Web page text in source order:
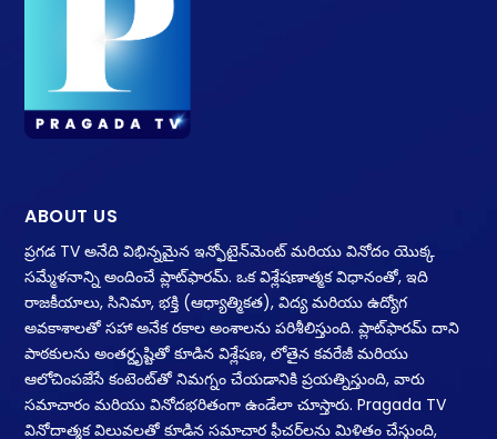
ABOUT US
ప్రగడ TV అనేది విభిన్నమైన ఇన్ఫోటైన్‌మెంట్ మరియు వినోదం యొక్క
సమ్మేళనాన్ని అందించే ప్లాట్‌ఫారమ్. ఒక విశ్లేషణాత్మక విధానంతో, ఇది
రాజకీయాలు, సినిమా, భక్తి (ఆధ్యాత్మికత), విద్య మరియు ఉద్యోగ
అవకాశాలతో సహా అనేక రకాల అంశాలను పరిశీలిస్తుంది. ప్లాట్‌ఫారమ్ దాని
పాఠకులను అంతర్దృష్టితో కూడిన విశ్లేషణ, లోతైన కవరేజీ మరియు
ఆలోచింపజేసే కంటెంట్‌తో నిమగ్నం చేయడానికి ప్రయత్నిస్తుంది, వారు
సమాచారం మరియు వినోదభరితంగా ఉండేలా చూస్తారు. Pragada TV
వినోదాత్మక విలువలతో కూడిన సమాచార ఫీచర్‌లను మిళితం చేస్తుంది,